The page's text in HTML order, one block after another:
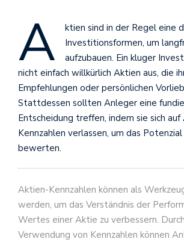
A
ktien sind in der Regel eine
Investitionsformen, um
aufzubauen. Ein kluger
nicht einfach willkürlich Aktien aus, die
Empfehlungen oder persönlichen
Stattdessen sollten Anleger eine
Entscheidung treffen, indem sie sich
Kennzahlen verlassen, um das
bewerten.
Aktien-Kennzahlen können als
werden, um das Verständnis der
Wertes einer Aktie zu verbessern.
Verwendung von Kennzahlen können